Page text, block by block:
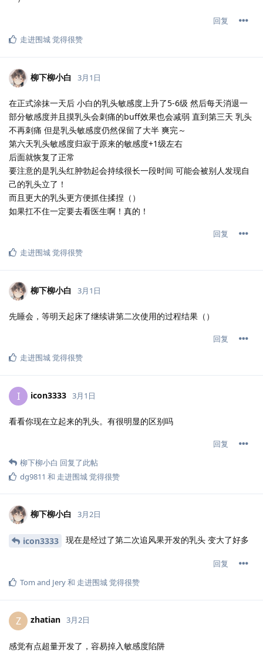
回复
走进围城觉得很赞
柳下柳小白 3月1日
在正式涂抹一天后 小白的乳头敏感度上升了5-6级 然后每天消退一
部分敏感度并且摸乳头会刺痛的buff效果也会减弱 直到第三天 乳头
不再刺痛 但是乳头敏感度仍然保留了大半 爽完～
第六天乳头敏感度归寂于原来的敏感度+1级左右
后面就恢复了正常
要注意的是乳头红肿勃起会持续很长一段时间 可能会被别人发现自
己的乳头立了！
而且更大的乳头更方便抓住揉捏（）
如果扛不住一定要去看医生啊！真的！
回复
走进围城觉得很赞
柳下柳小白 3月1日
先睡会，等明天起床了继续讲第二次使用的过程结果（）
回复
走进围城觉得很赞
I icon3333 3月1日
看看你现在立起来的乳头。有很明显的区别吗
回复
柳下柳小白 回复了此帖
dg9811 和 走进围城觉得很赞
柳下柳小白 3月2日
icon3333 现在是经过了第二次追风果开发的乳头 变大了好多
回复
Tom and Jery和 走进围城觉得很赞
Z zhatian 3月2日
感觉有点超量开发了，容易掉入敏感度陷阱